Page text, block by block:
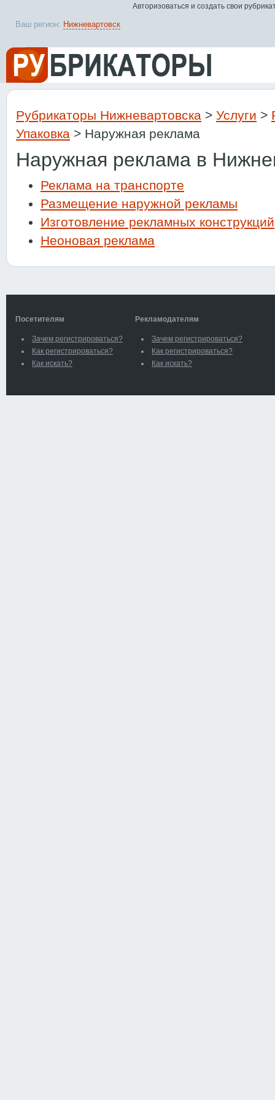
Рубрикаторы Нижневартовска > Услуги >
Упаковка > Наружная реклама
Наружная реклама в
Реклама на транспорте
Размещение наружной рекламы
Изготовление рекламных конструкций
Неоновая реклама
Посетителям
Зачем регистрироваться?
Как регистрироваться?
Как искать?
Рекламодателям
Зачем регистрироваться?
Как регистрироваться?
Как искать?
Ваш регион: Нижневартовск
Авторизоваться и создать свои